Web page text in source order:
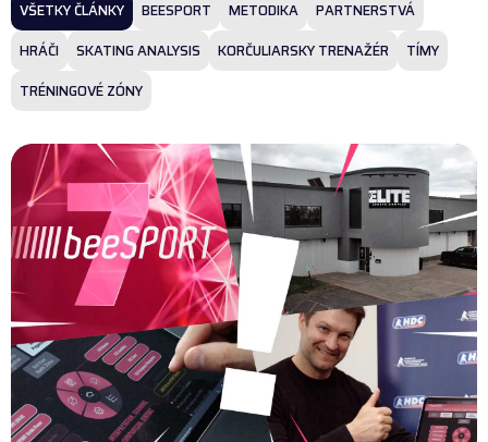
BEESPORT METODIKA
PARTNERSTVÁ
HRÁČI
SKATING ANALYSIS KORČULIARSKY TRENAŽÉR
TÍMY
TRÉNINGOVÉ ZÓNY
VŠETKY ČLÁNKY